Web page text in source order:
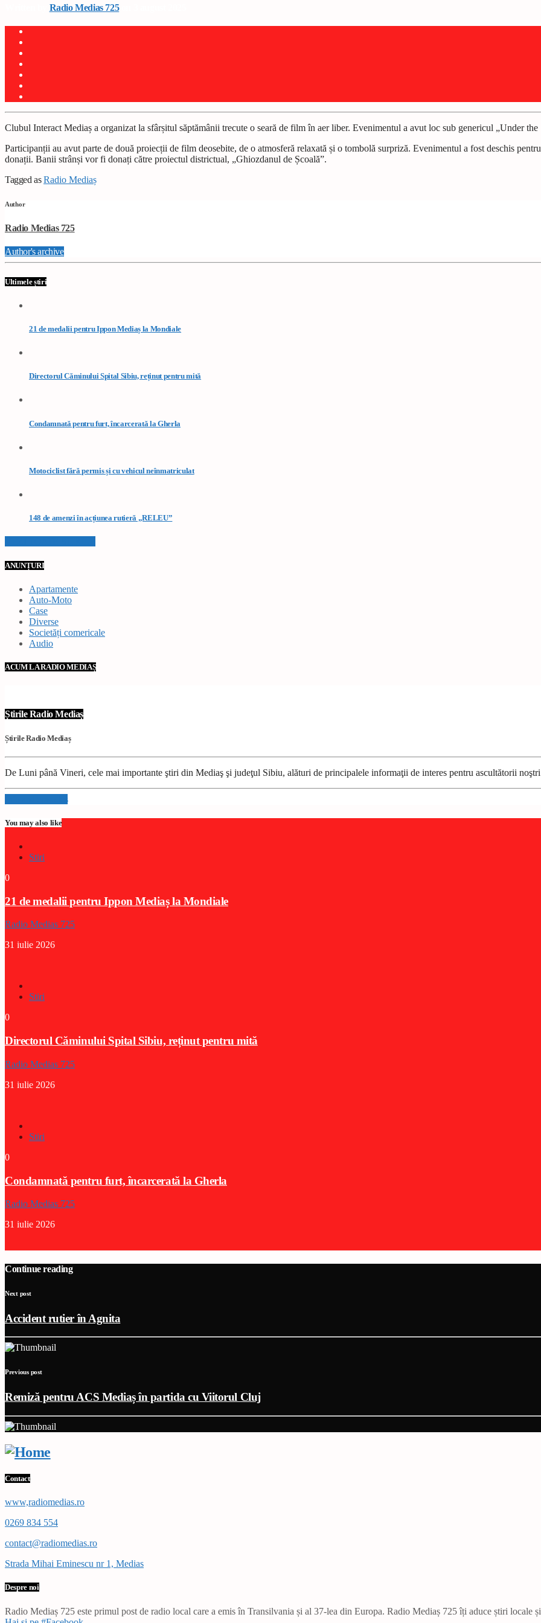
Radio Medias 725on 3 august 2025
Clubul Interact Mediaș a organizat la sfârșitul săptămânii trecute o seară de film în aer liber. Evenimentul a avut loc sub genericul „Under the
Participanții au avut parte de două proiecții de film deosebite, de o atmosferă relaxată și o tombolă surpriză. Evenimentul a fost deschis
donații. Banii strânși vor fi donați către proiectul districtual, „Ghiozdanul de Școală”.
Tagged asRadio Mediaș
Author
Radio Medias 725
Author's archive
Ultimele știri
21 de medalii pentru Ippon Mediaș la Mondiale
Directorul Căminului Spital Sibiu, reținut pentru mită
Condamnată pentru furt, încarcerată la Gherla
Motociclist fără permis și cu vehicul neînmatriculat
148 de amenzi în acțiunea rutieră „RELEU”
ANUNȚURI
Apartamente
Auto-Moto
Case
Diverse
Societăți comericale
Audio
ACUM LA RADIO MEDIAȘ
Știrile Radio Mediaș
Știrile Radio Mediaș
De Luni până Vineri, cele mai importante ştiri din Mediaş şi judeţul Sibiu, alături de principalele informaţii de interes pentru ascultătorii
Info and episodes
You may also like
Stiri
0
21 de medalii pentru Ippon Mediaș la Mondiale
Radio Medias 725
31 iulie 2026
Stiri
0
Directorul Căminului Spital Sibiu, reținut pentru mită
Radio Medias 725
31 iulie 2026
Stiri
0
Condamnată pentru furt, încarcerată la Gherla
Radio Medias 725
31 iulie 2026
Continue reading
Next post
Accident rutier în Agnita
Previous post
Remiză pentru ACS Mediaș în partida cu Viitorul Cluj
Contact
www,radiomedias.ro
0269 834 554
contact@radiomedias.ro
Strada Mihai Eminescu nr 1, Medias
Despre noi
Radio Mediaș 725 este primul post de radio local care a emis în Transilvania și al 37-lea din Europa. Radio Mediaș 725 îți aduce știri locale